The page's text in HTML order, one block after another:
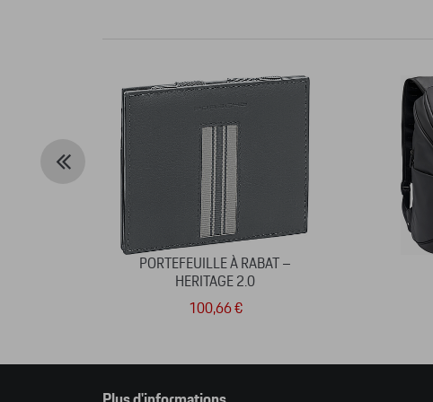
PORTEFEUILLE À RABAT –
HERITAGE 2.0
100,66 €